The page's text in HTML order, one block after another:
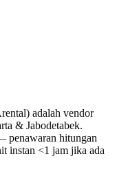
adalah vendor
& Jabodetabek.
penawaran hitungan
instan <1 jam jika ada